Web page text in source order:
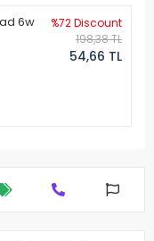
6w
%72 Discount
198,38 TL
54,66 TL